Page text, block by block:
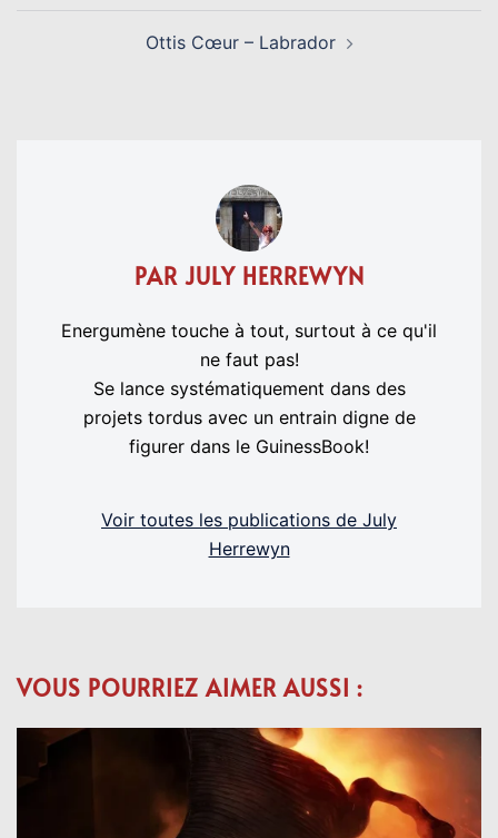
Ottis Cœur – Labrador
PAR JULY HERREWYN
Energumène touche à tout, surtout à ce qu'il
ne faut pas!
Se lance systématiquement dans des
projets tordus avec un entrain digne de
figurer dans le GuinessBook!
Voir toutes les publications de July
Herrewyn
VOUS POURRIEZ AIMER AUSSI :